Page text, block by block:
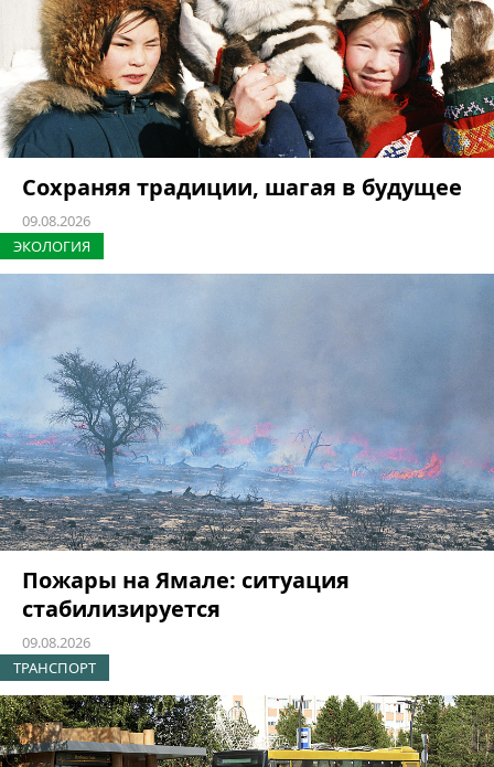
Сохраняя традиции, шагая в будущее
09.08.2026
ЭКОЛОГИЯ
Пожары на Ямале: ситуация
стабилизируется
09.08.2026
ТРАНСПОРТ